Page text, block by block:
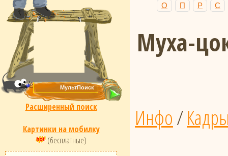
Расширенный поиск
Картинки на мобилку
(бесплатные)
О
П Р С
Муха-
Инфо/